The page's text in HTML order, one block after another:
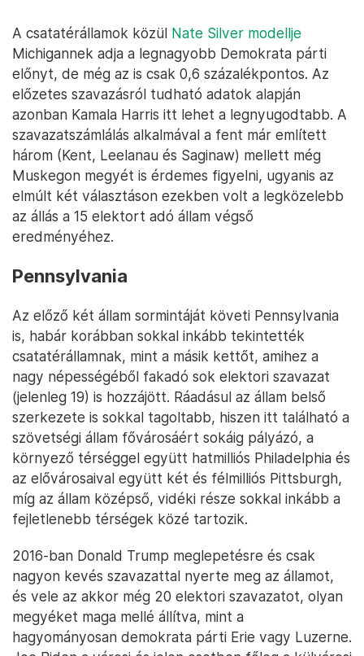
A csatatérállamok közül Nate Silver modellje
Michigannek adja a legnagyobb Demokrata párti
előnyt, de még az is csak 0,6 százalékpontos. Az
előzetes szavazásról tudható adatok alapján
azonban Kamala Harris itt lehet a legnyugodtabb. A
szavazatszámlálás alkalmával a fent már említett
három (Kent, Leelanau és Saginaw) mellett még
Muskegon megyét is érdemes figyelni, ugyanis az
elmúlt két választáson ezekben volt a legközelebb
az állás a 15 elektort adó állam végső
eredményéhez.
Pennsylvania
Az előző két állam sormintáját követi Pennsylvania
is, habár korábban sokkal inkább tekintették
csatatérállamnak, mint a másik kettőt, amihez a
nagy népességéből fakadó sok elektori szavazat
(jelenleg 19) is hozzájött. Ráadásul az állam belső
szerkezete is sokkal tagoltabb, hiszen itt található a
szövetségi állam fővárosáért sokáig pályázó, a
környező térséggel együtt hatmilliós Philadelphia és
az elővárosaival együtt két és félmilliós Pittsburgh,
míg az állam középső, vidéki része sokkal inkább a
fejletlenebb térségek közé tartozik.
2016-ban Donald Trump meglepetésre és csak
nagyon kevés szavazattal nyerte meg az államot,
és vele az akkor még 20 elektori szavazatot, olyan
megyéket maga mellé állítva, mint a
hagyományosan demokrata párti Erie vagy Luzerne.